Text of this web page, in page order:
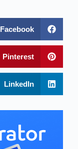
Facebook
Pinterest
LinkedIn